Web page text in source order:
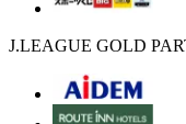
J.LEAGUE GOLD